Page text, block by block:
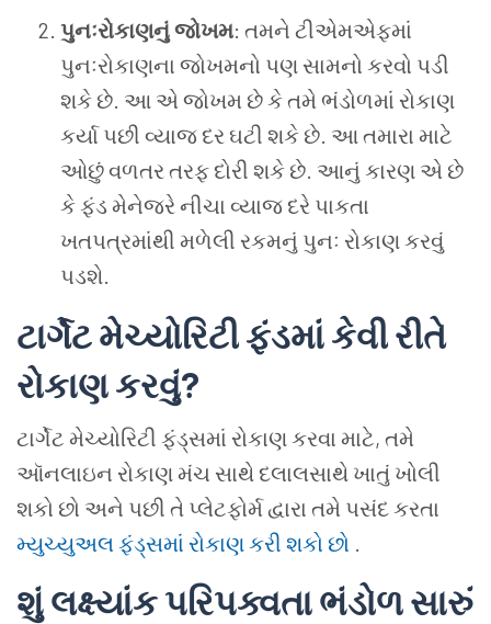
પુનઃરોકાણનું જોખમ: તમને ટીએમએફમાં
પુનઃરોકાણના જોખમનો પણ સામનો કરવો પડી
શકે છે. આ એ જોખમ છે કે તમે ભંડોળમાં રોકાણ
કર્યા પછી વ્યાજ દર ઘટી શકે છે. આ તમારા માટે
ઓછું વળતર તરફ દોરી શકે છે. આનું કારણ એ છે
કે ફંડ મેનેજરે નીચા વ્યાજ દરે પાકતા
ખતપત્રમાંથી મળેલી રકમનું પુનઃ રોકાણ કરવું
પડશે.
ટાર્ગેટ મેચ્યોરિટી ફંડમાં કેવી રીતે
રોકાણ કરવું?
ટાર્ગેટ મેચ્યોરિટી ફંડ્સમાં રોકાણ કરવા માટે, તમે
ઑનલાઇન રોકાણ મંચ સાથે દલાલસાથે ખાતું ખોલી
શકો છો અને પછી તે પ્લેટફોર્મ દ્વારા તમે પસંદ કરતા
મ્યુચ્યુઅલ ફંડ્સમાં રોકાણ કરી શકો છો .
શું લક્ષ્યાંક પરિપક્વતા ભંડોળ સારું